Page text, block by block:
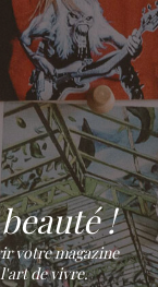
!
votre magazine
de vivre.